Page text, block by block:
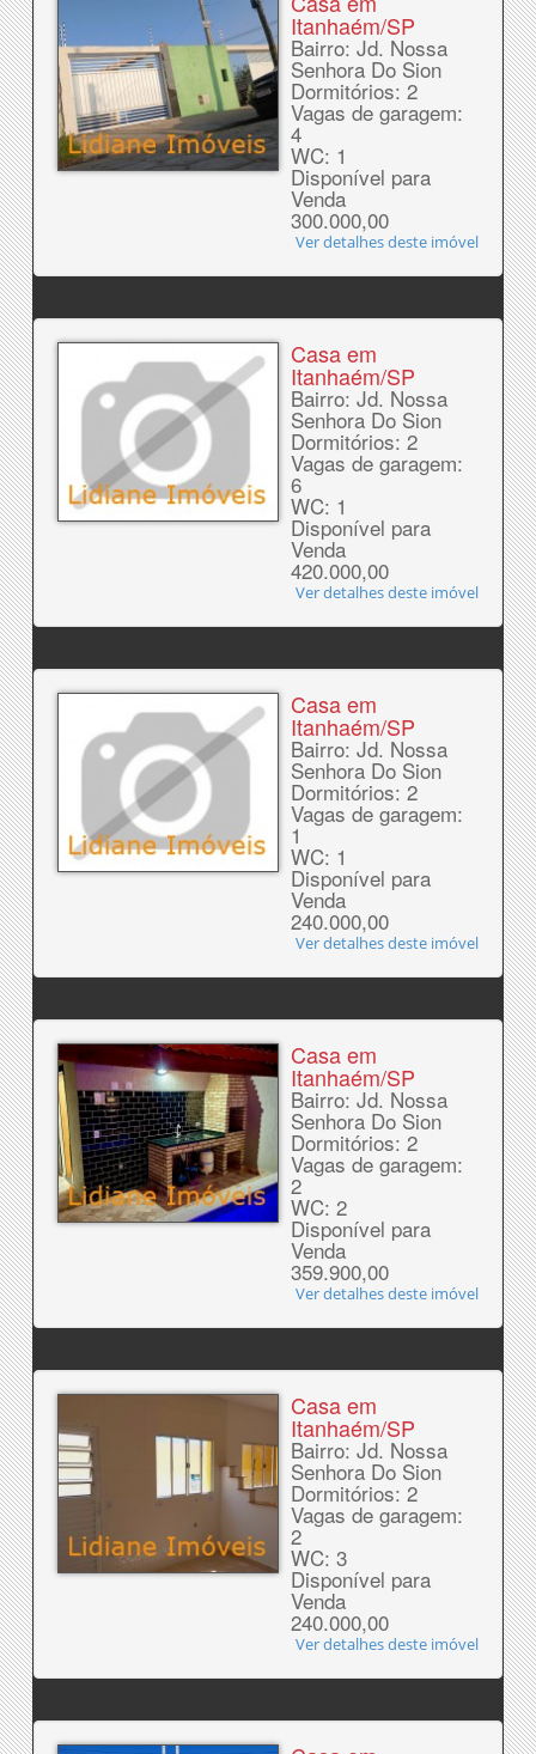
Itanhaém/SP
Bairro: Jd. Nossa
Senhora Do Sion
Dormitórios: 2
Vagas de garagem:
4
WC: 1
Disponível para
Venda
300.000,00
Ver detalhes deste imóvel
Casa em
Itanhaém/SP
Bairro: Jd. Nossa
Senhora Do Sion
Dormitórios: 2
Vagas de garagem:
6
WC: 1
Disponível para
Venda
420.000,00
Ver detalhes deste imóvel
Casa em
Itanhaém/SP
Bairro: Jd. Nossa
Senhora Do Sion
Dormitórios: 2
Vagas de garagem:
1
WC: 1
Disponível para
Venda
240.000,00
Ver detalhes deste imóvel
Casa em
Itanhaém/SP
Bairro: Jd. Nossa
Senhora Do Sion
Dormitórios: 2
Vagas de garagem:
2
WC: 2
Disponível para
Venda
359.900,00
Ver detalhes deste imóvel
Casa em
Itanhaém/SP
Bairro: Jd. Nossa
Senhora Do Sion
Dormitórios: 2
Vagas de garagem:
2
WC: 3
Disponível para
Venda
240.000,00
Ver detalhes deste imóvel